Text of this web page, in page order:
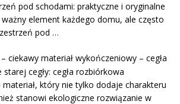
pod schodami: praktyczne i oryginalne
element każdego domu, ale często
pod …
ciekawy materiał wykończeniowy – cegła
starej cegły: cegła rozbiórkowa
materiał, który nie tylko dodaje charakteru
stanowi ekologiczne rozwiązanie w